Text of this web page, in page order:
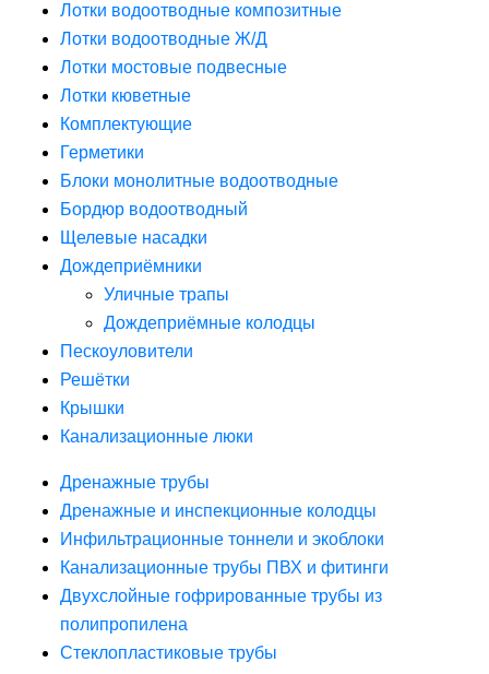
Лотки водоотводные композитные
Лотки водоотводные Ж/Д
Лотки мостовые подвесные
Лотки кюветные
Комплектующие
Герметики
Блоки монолитные водоотводные
Бордюр водоотводный
Щелевые насадки
Дождеприёмники
Уличные трапы
Дождеприёмные колодцы
Пескоуловители
Решётки
Крышки
Канализационные люки
Дренажные трубы
Дренажные и инспекционные колодцы
Инфильтрационные тоннели и экоблоки
Канализационные трубы ПВХ и фитинги
Двухслойные гофрированные трубы из
полипропилена
Стеклопластиковые трубы